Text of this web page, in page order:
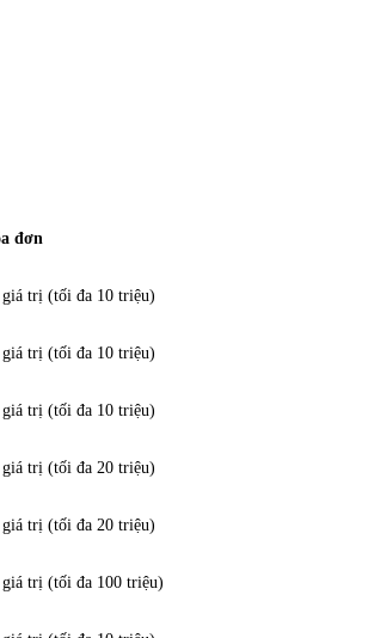
đơn
giá trị (tối đa 10 triệu)
giá trị (tối đa 10 triệu)
giá trị (tối đa 10 triệu)
giá trị (tối đa 20 triệu)
giá trị (tối đa 20 triệu)
giá trị (tối đa 100 triệu)